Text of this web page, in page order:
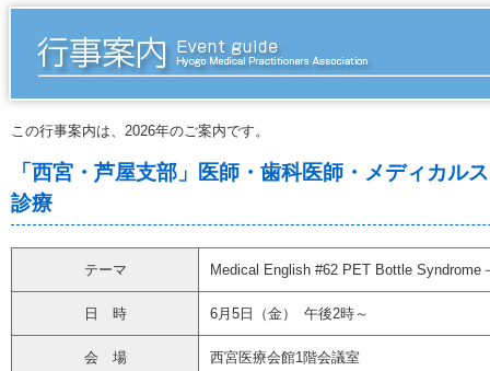
この行事案内は、2026年のご案内です。
「西宮・芦屋支部」医師・歯科医師・メディカル
診療
テーマ Medical English #62 PET Bottle Syndrome
日 時 6月5日（金） 午後2時～
会 場 西宮医療会館1階会議室